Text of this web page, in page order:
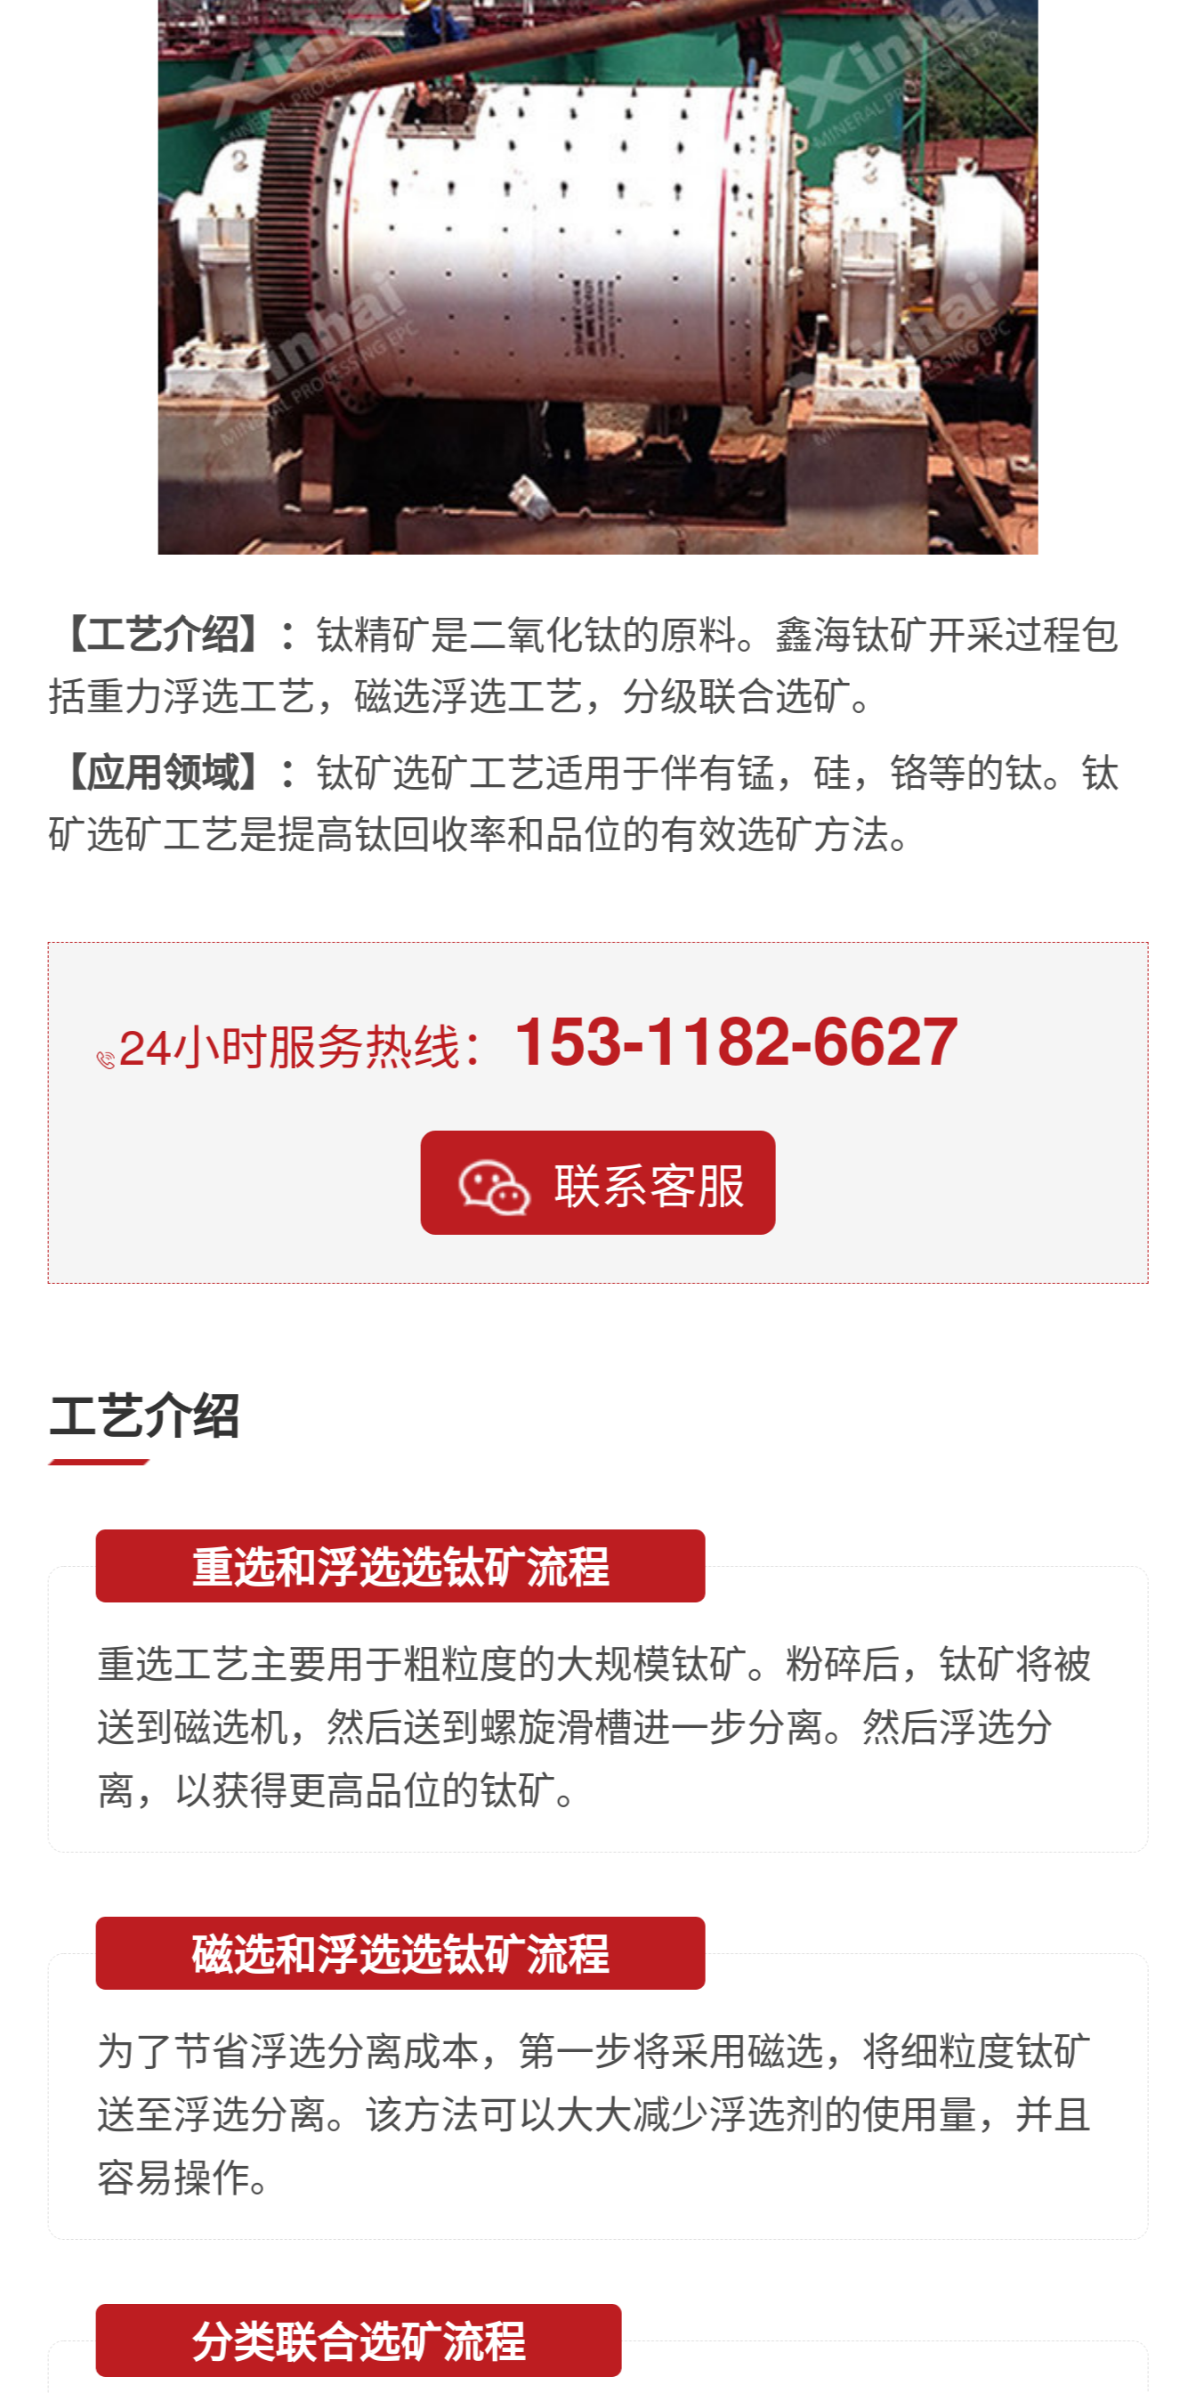
【工艺介绍】： 钛精矿是二氧化钛的原料。鑫海钛矿开采过程包
括重力浮选工艺，磁选浮选工艺，分级联合选矿。
【应用领域】： 钛矿选矿工艺适用于伴有锰，硅，铬等的钛。钛
矿选矿工艺是提高钛回收率和品位的有效选矿方法。
24小时服务热线： 153-1182-6627
联系客服
工艺介绍
重选和浮选选钛矿流程
重选工艺主要用于粗粒度的大规模钛矿。粉碎后，钛矿将被
送到磁选机，然后送到螺旋滑槽进一步分离。然后浮选分
离，以获得更高品位的钛矿。
磁选和浮选选钛矿流程
为了节省浮选分离成本，第一步将采用磁选，将细粒度钛矿
送至浮选分离。该方法可以大大减少浮选剂的使用量，并且
容易操作。
分类联合选矿流程